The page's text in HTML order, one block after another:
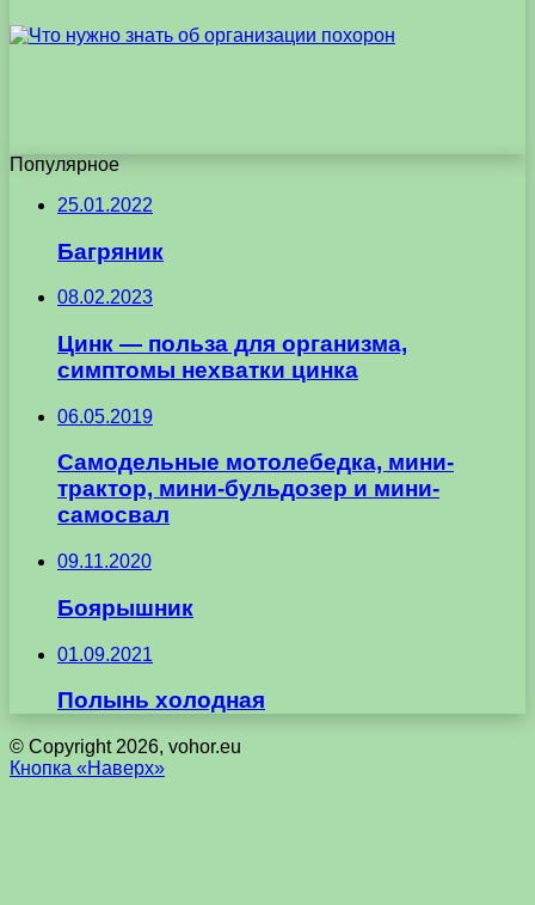
Популярное
25.01.2022
Багряник
08.02.2023
Цинк — польза для организма,
симптомы нехватки цинка
06.05.2019
Самодельные мотолебедка, мини-
трактор, мини-бульдозер и мини-
самосвал
09.11.2020
Боярышник
01.09.2021
Полынь холодная
© Copyright 2026, vohor.eu
Кнопка «Наверх»